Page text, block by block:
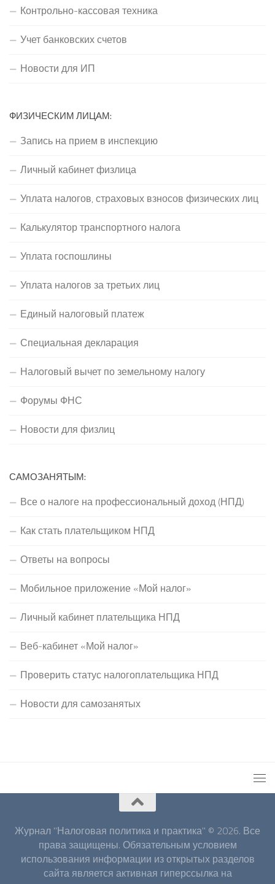
Контрольно-кассовая техника
Учет банковских счетов
Новости для ИП
ФИЗИЧЕСКИМ ЛИЦАМ:
Запись на прием в инспекцию
Личный кабинет физлица
Уплата налогов, страховых взносов физических лиц
Калькулятор транспортного налога
Уплата госпошлины
Уплата налогов за третьих лиц
Единый налоговый платеж
Специальная декларация
Налоговый вычет по земельному налогу
Форумы ФНС
Новости для физлиц
САМОЗАНЯТЫМ:
Все о налоге на профессиональный доход (НПД)
Как стать плательщиком НПД
Ответы на вопросы
Мобильное приложение «Мой налог»
Личный кабинет плательщика НПД
Веб-кабинет «Мой налог»
Проверить статус налогоплательщика НПД
Новости для самозанятых
Журнал "Налоговая политика и практика" © 2026. Все
права защищены. Обязательным условием
использования информации из открытых разделов
сайта является активная гиперссылка на